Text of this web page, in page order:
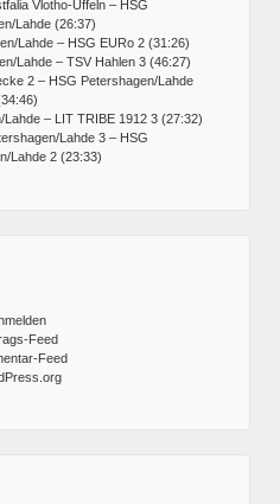
Vlotho-Uffeln – HSG
Lahde (26:37)
Lahde – HSG EURo 2 (31:26)
Lahde – TSV Hahlen 3 (46:27)
2 – HSG Petershagen/Lahde
– LIT TRIBE 1912 3 (27:32)
Lahde 3 – HSG
Lahde 2 (23:33)
Feed
Feed